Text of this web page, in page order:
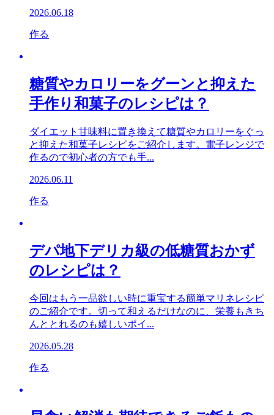
2026.06.18
作る
糖質やカロリーをグーンと抑えた
手作り和菓子のレシピは？
ダイエット甘味料に置き換えて糖質やカロリーをぐっ
と抑えた和菓子レシピをご紹介します。電子レンジで
作るので初心者の方でも手...
2026.06.11
作る
デパ地下デリカ級の低糖質おかず
のレシピは？
今回はもう一品欲しい時に重宝する簡単マリネレシピ
のご紹介です。切って和えるだけなのに、栄養もきち
んととれるのも嬉しいポイ...
2026.05.28
作る